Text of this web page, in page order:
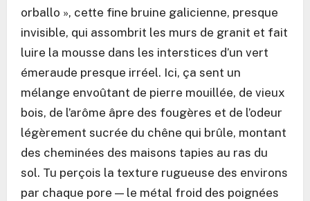
orballo », cette fine bruine galicienne, presque
invisible, qui assombrit les murs de granit et fait
luire la mousse dans les interstices d’un vert
émeraude presque irréel. Ici, ça sent un
mélange envoûtant de pierre mouillée, de vieux
bois, de l’arôme âpre des fougères et de l’odeur
légèrement sucrée du chêne qui brûle, montant
des cheminées des maisons tapies au ras du
sol. Tu perçois la texture rugueuse des environs
par chaque pore — le métal froid des poignées